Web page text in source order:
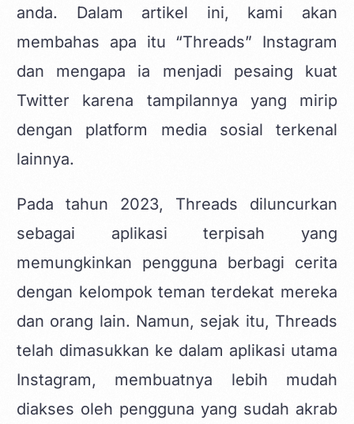
anda. Dalam artikel ini, kami akan
membahas apa itu “Threads” Instagram
dan mengapa ia menjadi pesaing kuat
Twitter karena tampilannya yang mirip
dengan platform media sosial terkenal
lainnya.
Pada tahun 2023, Threads diluncurkan
sebagai aplikasi terpisah yang
memungkinkan pengguna berbagi cerita
dengan kelompok teman terdekat mereka
dan orang lain. Namun, sejak itu, Threads
telah dimasukkan ke dalam aplikasi utama
Instagram, membuatnya lebih mudah
diakses oleh pengguna yang sudah akrab